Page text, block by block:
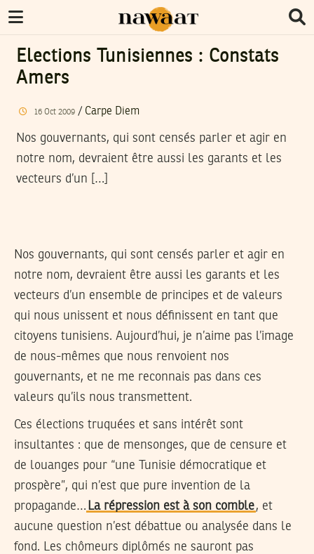
Elections Tunisiennes : Constats
Amers
16 Oct 2009/ Carpe Diem
Nos gouvernants, qui sont censés parler et agir en
notre nom, devraient être aussi les garants et les
vecteurs d’un […]
Nos gouvernants, qui sont censés parler et agir en
notre nom, devraient être aussi les garants et les
vecteurs d’un ensemble de principes et de valeurs
qui nous unissent et nous définissent en tant que
citoyens tunisiens. Aujourd’hui, je n’aime pas l’image
de nous-mêmes que nous renvoient nos
gouvernants, et ne me reconnais pas dans ces
valeurs qu’ils nous transmettent.
Ces élections truquées et sans intérêt sont
insultantes : que de mensonges, que de censure et
de louanges pour “une Tunisie démocratique et
prospère”, qui n’est que pure invention de la
propagande… La répression est à son comble, et
aucune question n’est débattue ou analysée dans le
fond. Les chômeurs diplômés ne sauront pas